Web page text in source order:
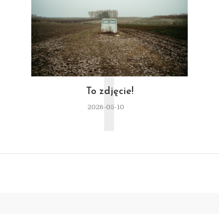
To zdjęcie!
2026-05-10
T